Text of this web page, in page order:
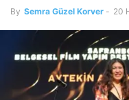
By Semra Güzel Korver - 20